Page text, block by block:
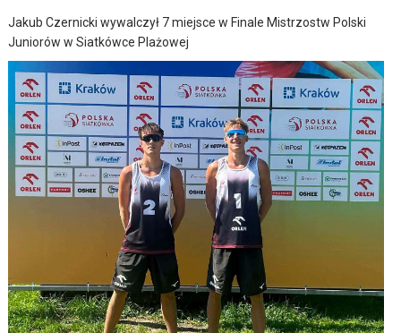
Jakub Czernicki wywalczył 7 miejsce w Finale Mistrzostw Polski
Juniorów w Siatkówce Plażowej